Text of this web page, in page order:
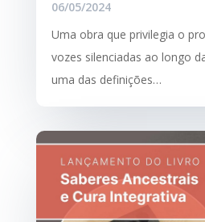
06/05/2024
Uma obra que privilegia o
vozes silenciadas ao longo
uma das definições…